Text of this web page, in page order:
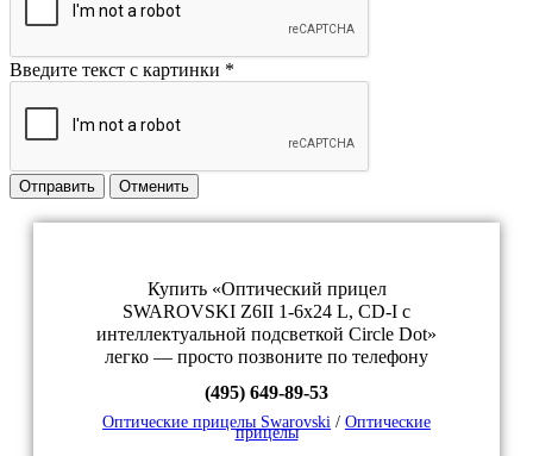
Введите текст с картинки *
Отправить Отменить
Купить «Оптический прицел
SWAROVSKI Z6II 1-6x24 L, CD-I с
интеллектуальной подсветкой Circle Dot»
легко — просто позвоните по телефону
(495) 649-89-53
Оптические прицелы Swarovski / Оптические
прицелы